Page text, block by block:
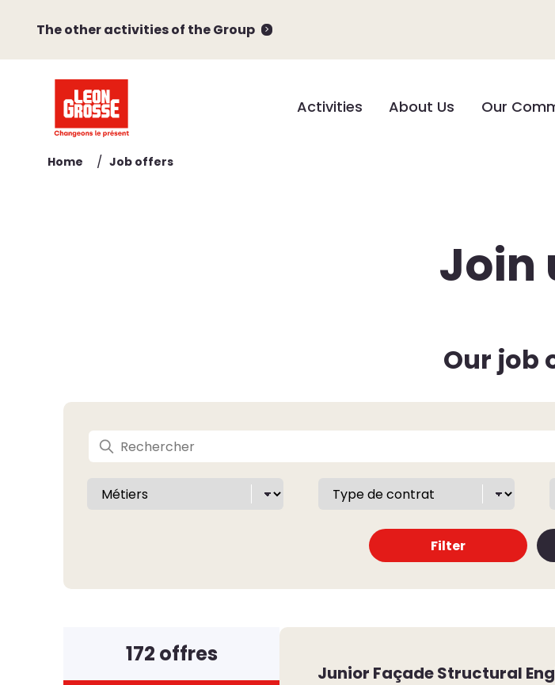
The other activities of the Group
Activities About Us Our
Home / Job offers
Join
Our job
Filter
172 offres
Junior Façade Structural